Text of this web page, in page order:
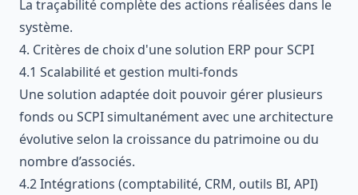
La traçabilité complète des actions réalisées dans le
système.
4. Critères de choix d'une solution ERP pour SCPI
4.1 Scalabilité et gestion multi‑fonds
Une solution adaptée doit pouvoir gérer plusieurs
fonds ou SCPI simultanément avec une architecture
évolutive selon la croissance du patrimoine ou du
nombre d’associés.
4.2 Intégrations (comptabilité, CRM, outils BI, API)